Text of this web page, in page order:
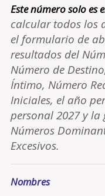
Este número solo es
calcular todos los
el formulario de
resultados del
Número de
Íntimo, Número
Iniciales, el año
personal 2027 y
Números
Excesivos.
Nombres